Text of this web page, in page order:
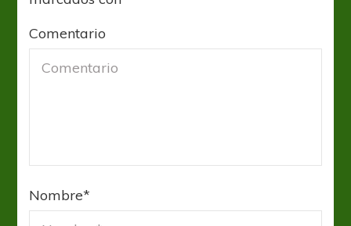
Comentario
Nombre*